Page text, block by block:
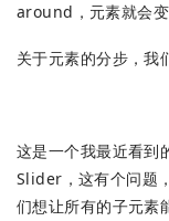
around，元素就会变
关于元素的分步，我
这是一个我最近看到
Slider，这有个问题
们想让所有的子元素